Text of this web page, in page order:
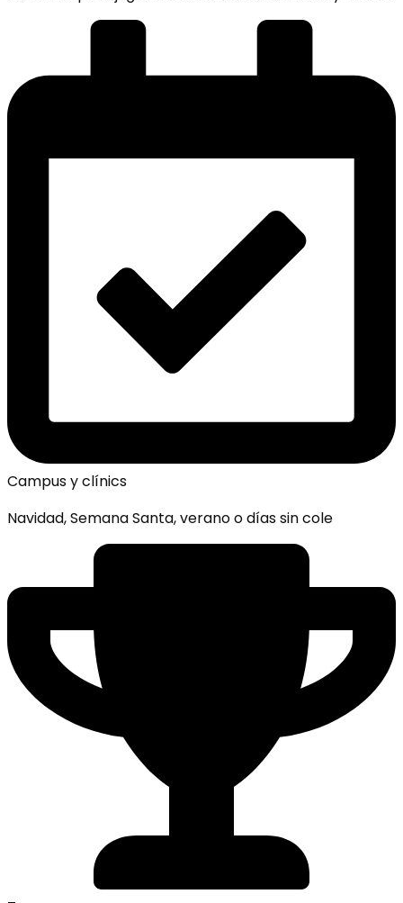
Campus y clínics
Navidad, Semana Santa, verano o días sin cole